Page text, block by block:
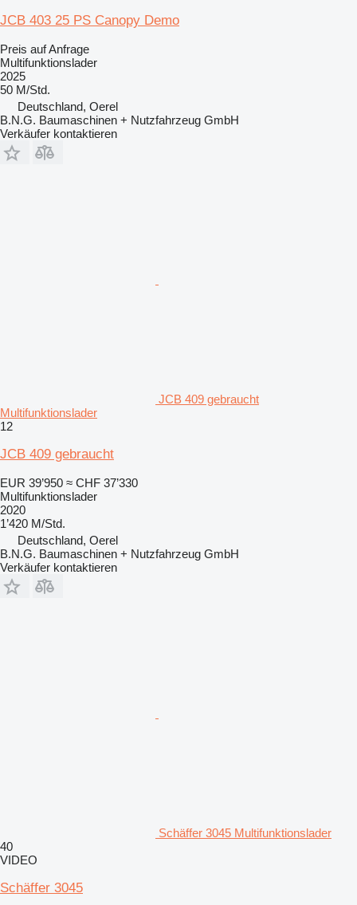
JCB 403 25 PS Canopy Demo
Preis auf Anfrage
Multifunktionslader
2025
50 M/Std.
Deutschland, Oerel
B.N.G. Baumaschinen + Nutzfahrzeug GmbH
Verkäufer kontaktieren
JCB 409 gebraucht
Multifunktionslader
12
JCB 409 gebraucht
EUR 39’950 ≈ CHF 37’330
Multifunktionslader
2020
1’420 M/Std.
Deutschland, Oerel
B.N.G. Baumaschinen + Nutzfahrzeug GmbH
Verkäufer kontaktieren
Schäffer 3045 Multifunktionslader
40
VIDEO
Schäffer 3045